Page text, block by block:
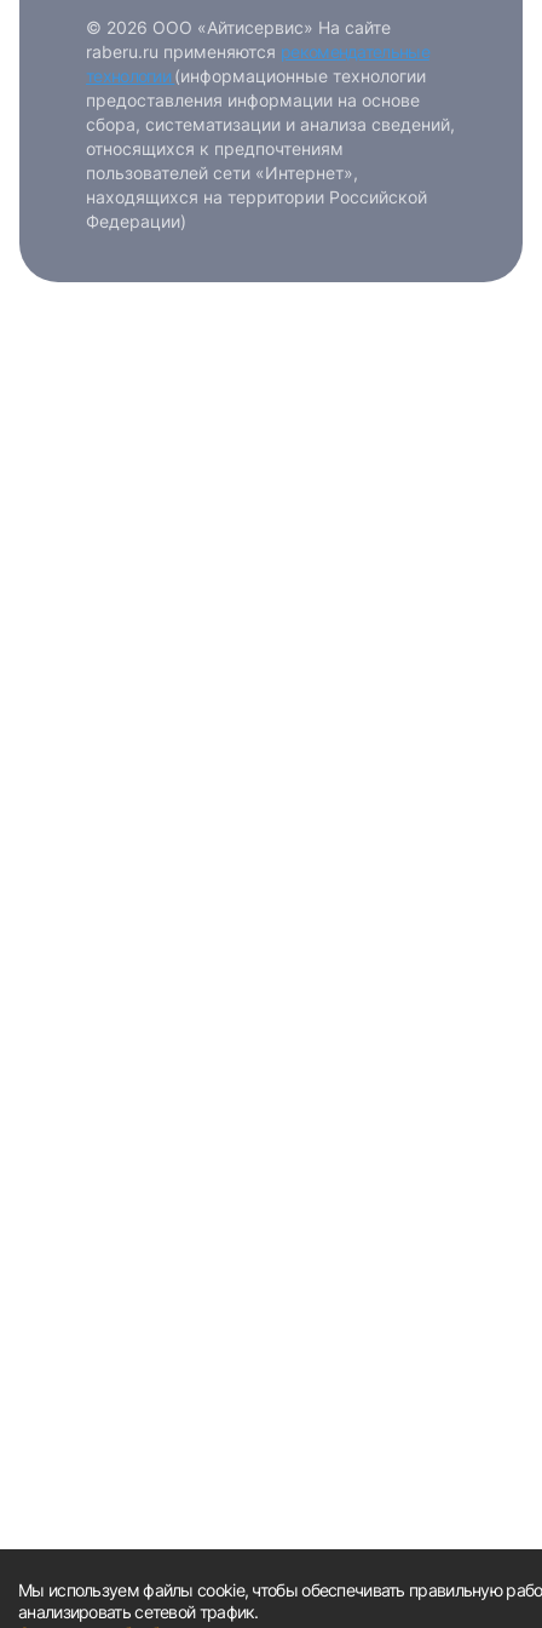
Мы используем файлы cookie, чтобы обеспечивать правильную
анализировать сетевой трафик.
© 2026 ООО «Айтисервис» На сайте
raberu.ru применяются рекомендательные
технологии (информационные технологии
предоставления информации на основе
сбора, систематизации и анализа сведений,
относящихся к предпочтениям
пользователей сети «Интернет»,
находящихся на территории Российской
Федерации)